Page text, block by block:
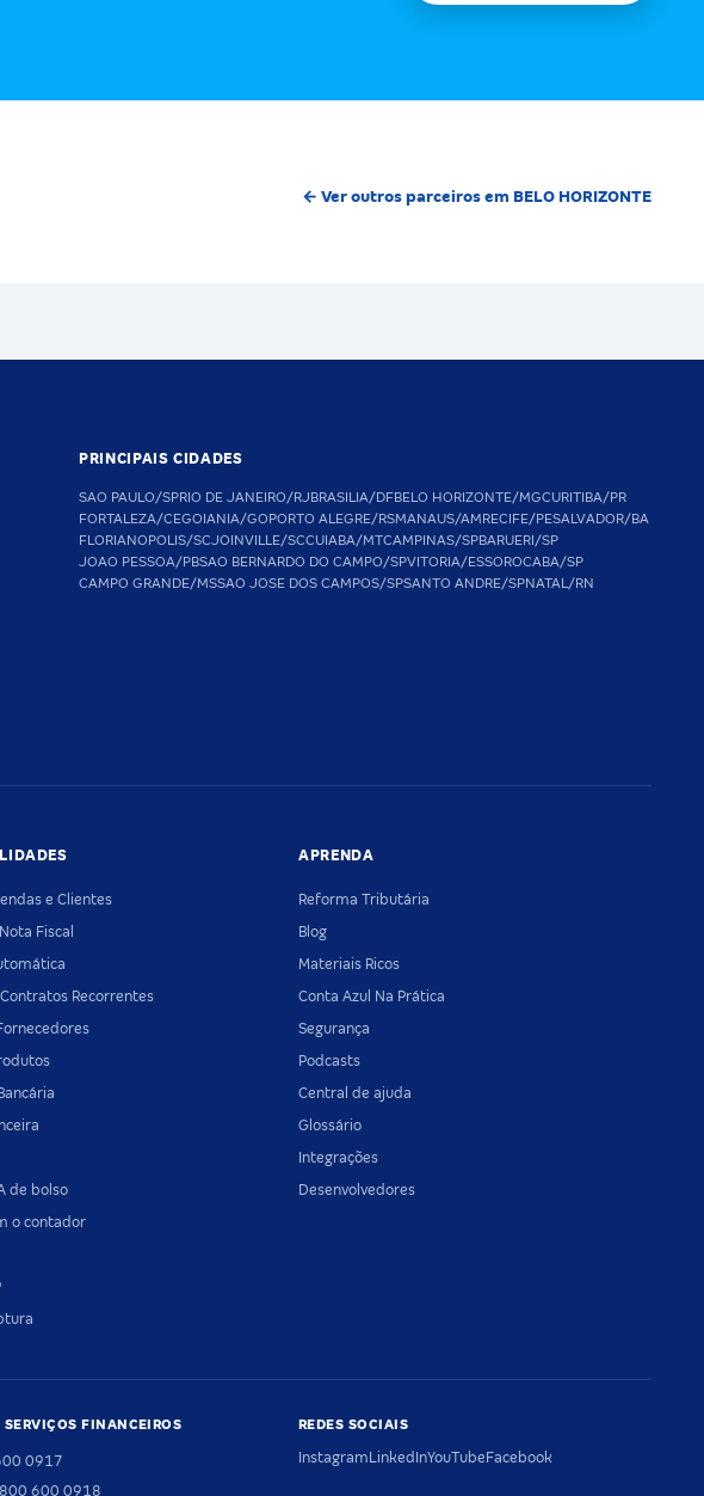
← Ver outros parceiros em BELO HORIZONTE
PRINCIPAIS CIDADES
SAO PAULO/SPRIO DE JANEIRO/RJBRASILIA/DFBELO HORIZONTE/MGCURITIBA/PR
FORTALEZA/CEGOIANIA/GOPORTO ALEGRE/RSMANAUS/AMRECIFE/PESALVADOR/BA
FLORIANOPOLIS/SCJOINVILLE/SCCUIABA/MTCAMPINAS/SPBARUERI/SP
JOAO PESSOA/PBSAO BERNARDO DO CAMPO/SPVITORIA/ESSOROCABA/SP
CAMPO GRANDE/MSSAO JOSE DOS CAMPOS/SPSANTO ANDRE/SPNATAL/RN
e Clientes
Fiscal
Recorrentes
de bolso
o contador
APRENDA
Reforma Tributária
Blog
Materiais Ricos
Conta Azul Na Prática
Segurança
Podcasts
Central de ajuda
Glossário
Integrações
Desenvolvedores
FINANCEIROS
0917
600 0918
REDES SOCIAIS
InstagramLinkedInYouTubeFacebook